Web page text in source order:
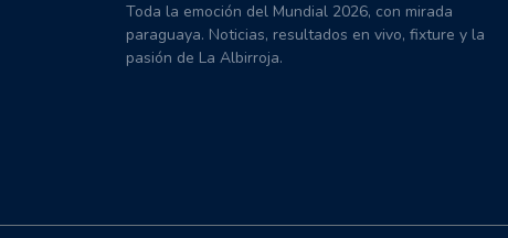
Toda la emoción del Mundial 2026, con mirada
paraguaya. Noticias, resultados en vivo, fixture y la
pasión de La Albirroja.